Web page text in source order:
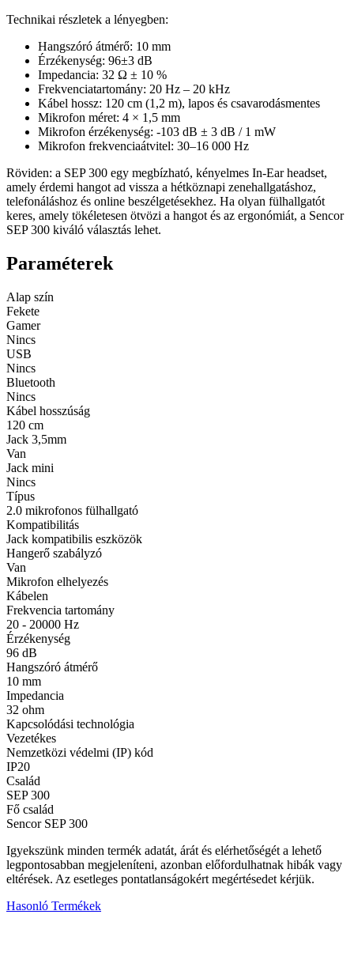
Technikai részletek a lényegben:
Hangszóró átmérő: 10 mm
Érzékenység: 96±3 dB
Impedancia: 32 Ω ± 10 %
Frekvenciatartomány: 20 Hz – 20 kHz
Kábel hossz: 120 cm (1,2 m), lapos és csavarodásmentes
Mikrofon méret: 4 × 1,5 mm
Mikrofon érzékenység: -103 dB ± 3 dB / 1 mW
Mikrofon frekvenciaátvitel: 30–16 000 Hz
Röviden: a SEP 300 egy megbízható, kényelmes In-Ear headset,
amely érdemi hangot ad vissza a hétköznapi zenehallgatáshoz,
telefonáláshoz és online beszélgetésekhez. Ha olyan fülhallgatót
keres, amely tökéletesen ötvözi a hangot és az ergonómiát, a Sencor
SEP 300 kiváló választás lehet.
Paraméterek
Alap szín
Fekete
Gamer
Nincs
USB
Nincs
Bluetooth
Nincs
Kábel hosszúság
120 cm
Jack 3,5mm
Van
Jack mini
Nincs
Típus
2.0 mikrofonos fülhallgató
Kompatibilitás
Jack kompatibilis eszközök
Hangerő szabályzó
Van
Mikrofon elhelyezés
Kábelen
Frekvencia tartomány
20 - 20000 Hz
Érzékenység
96 dB
Hangszóró átmérő
10 mm
Impedancia
32 ohm
Kapcsolódási technológia
Vezetékes
Nemzetközi védelmi (IP) kód
IP20
Család
SEP 300
Fő család
Sencor SEP 300
Igyekszünk minden termék adatát, árát és elérhetőségét a lehető
legpontosabban megjeleníteni, azonban előfordulhatnak hibák vagy
eltérések. Az esetleges pontatlanságokért megértésedet kérjük.
Hasonló Termékek